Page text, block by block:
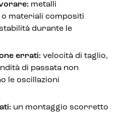
metalli
materiali compositi
durante le
errati: velocità di taglio,
di passata non
le oscillazioni
un montaggio scorretto